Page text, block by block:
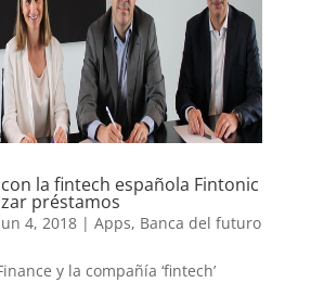
con la fintech española Fintonic
préstamos
4, 2018| Apps, Banca del futuro
y la compañía ‘fintech’